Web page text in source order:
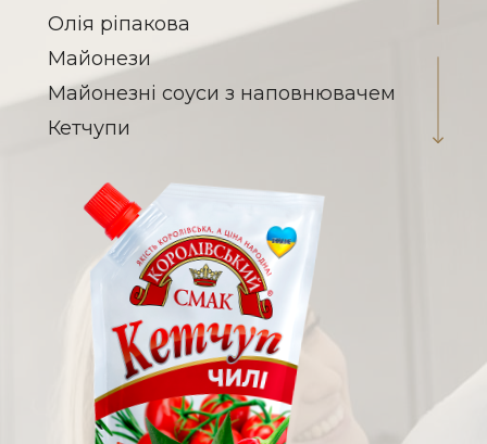
Олія ріпакова
Майонези
Майонезні соуси з наповнювачем
Кетчупи
Заправка для борщу
Паста томатна
Гірчиця
Кислота оцтова
Соєві соуси
Овочеві консерви
Вироби макаронні